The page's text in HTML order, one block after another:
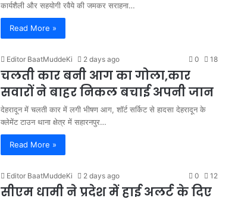
कार्यशैली और सहयोगी रवैये की जमकर सराहना…
Read More »
Editor BaatMuddeKi 2 days ago 0 18
चलती कार बनी आग का गोला,कार
सवारों ने बाहर निकल बचाई अपनी जान
देहरादून में चलती कार में लगी भीषण आग, शॉर्ट सर्किट से हादसा देहरादून के
क्लेमेंट टाउन थाना क्षेत्र में सहारनपुर…
Read More »
Editor BaatMuddeKi 2 days ago 0 12
सीएम धामी ने प्रदेश में हाई अलर्ट के दिए